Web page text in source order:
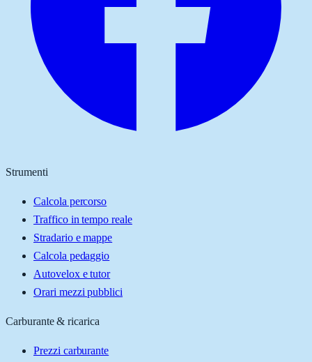
Strumenti
Calcola percorso
Traffico in tempo reale
Stradario e mappe
Calcola pedaggio
Autovelox e tutor
Orari mezzi pubblici
Carburante & ricarica
Prezzi carburante